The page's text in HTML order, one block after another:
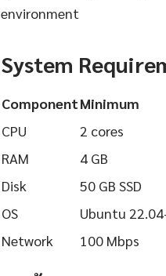
environment
System
ComponentMinimum
CPU
2 cores
RAM
4 GB
Disk
50 GB SSD
OS
Ubuntu
Network
100 Mbps